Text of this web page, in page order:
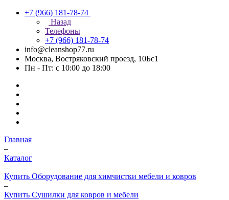
+7 (966) 181-78-74
Назад
Телефоны
+7 (966) 181-78-74
info@cleanshop77.ru
Москва, Востряковский проезд, 10Бс1
Пн - Пт: с 10:00 до 18:00
Главная
–
Каталог
–
Купить Оборудование для химчистки мебели и ковров
–
Купить Сушилки для ковров и мебели